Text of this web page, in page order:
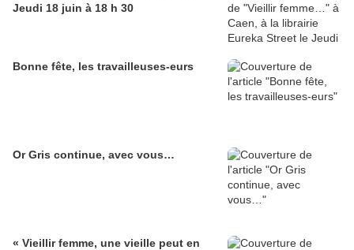
Jeudi 18 juin à 18 h 30
Bonne fête, les travailleuses-eurs
Or Gris continue, avec vous…
« Vieillir femme, une vieille peut en